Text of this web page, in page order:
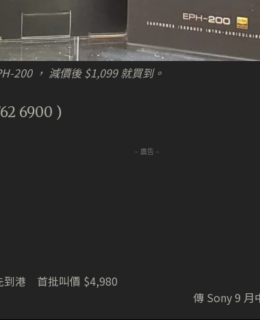
200 ， 減價後 $1,099 就買到。
6900 )
- 廣告 -
到港 首批叫價 $4,980
傳 Sony 9 月